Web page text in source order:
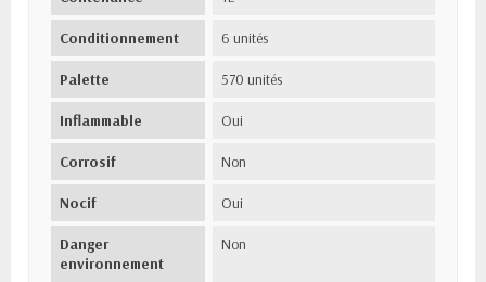
Conditionnement 6 unités
Palette 570 unités
Inflammable Oui
Corrosif Non
Nocif Oui
Danger
environnement
Non